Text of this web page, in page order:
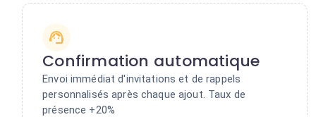
Confirmation automatique
Envoi immédiat d'invitations et de rappels
personnalisés après chaque ajout. Taux de
présence +20%